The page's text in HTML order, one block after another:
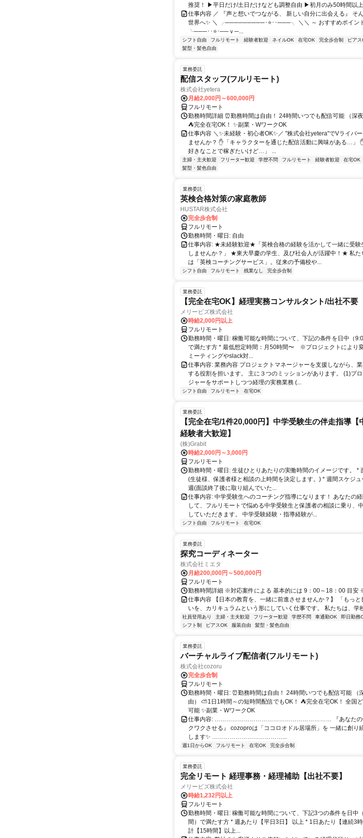
推奨！ ▶平日だけ/土日だけなども調整自由 ▶初月のみ50時間以
仕事内容 ／ 『声と想いでつながる、 新しい自分に出会える』 そ
世界へ✨ ＼ ╭─────────･⭐･･───╮ ＼＼ ～ おすすめポイン
╰───･･⭐･──ｖ─...
シフト自由 フルリモート 経験者歓迎 ネイルOK 在宅OK 完全歩合制 ピアス
髪型・髪色自由
業務委託
配信スタッフ(フルリモート)
株式会社yetera
月給2,000円～600,000円
フルリモート
勤務時間詳細 ⏰勤務時間は自由！ 24時間いつでも配信可能 （深夜
⛺完全在宅OK！ ✨副業・WワークOK
仕事内容 ＼✨未経験・初心者OK✨／ "株式会社yetera"でVライバ
ませんか？ ✋「キャラクターを通じた配信活動に興味がある…」
好きなことで稼ぎたいけど…」 ...
主婦・主夫歓迎 フリーター歓迎 学歴不問 フルリモート 経験者歓迎 在宅OK
髪型・髪色自由
業務委託
英検合格対策の家庭教師
HUSTAR株式会社
完全歩合制
フルリモート
勤務時間・曜日: 自由
仕事内容: ★未経験歓迎★「英検合格の経験を活かして一緒に受験
しませんか？」 ★東大早慶の学生、及び社会人が活躍中！★ 私た
は「英検コーチングサービス」。従来の予備校や...
シフト自由 フルリモート 残業なし 完全歩合制
業務委託
【完全在宅OK】経理実務コンサルタント/出社不要
メリービズ株式会社
時給2,000円以上
フルリモート
勤務時間・曜日: 稼働可能な時間について、下記の条件を日中（
で満たす方 * 最低想定時間：月50時間〜 ※プロジェクトにより
ミーティングやslack対...
仕事内容: 業務内容 プロジェクトマネージャーを支援しながら、
する役割を担います。 主に３つのミッションがあります。 (1)プ
ジャーをサポートしつつ経理の実務業務 (...
シフト自由 フルリモート 在宅OK
業務委託
【完全在宅/1件20,000円】中学受験生の伴走指導
経験者大歓迎】
(株)Grabit
時給2,000円～3,000円
フルリモート
勤務時間・曜日: 生徒ひとりあたりの実働時間のイメージです。 *
(生徒様、保護者様と相談の上時間を決定します。) * 週間スケジ
週(面談終了後に取り組んでいた...
仕事内容: 中学受験生へのコーチング指導になります！ あなたの
して、フルリモートで悩める中学受験生と保護者の相談に乗り、
していただきます。 中学受験経験・指導経験が...
シフト自由 フルリモート 在宅OK
業務委託
探究コーディネーター
株式会社ミエタ
月給200,000円～500,000円
フルリモート
勤務時間詳細 ※対応案件による 基本的には 9：00～18：00 目安
仕事内容 【日本の教育を、一緒に前進させませんか？】 「もっ
いを、カリキュラムという形にしていく仕事です。 私たちは、
社員登用あり 主婦・主夫歓迎 フリーター歓迎 学歴不問 車通勤OK 即日勤務
シフト制
ピアスOK 服装自由 髪型・髪色自由
業務委託
バーチャルライブ配信者(フルリモート)
株式会社cozoru
完全歩合制
フルリモート
勤務時間・曜日: ⏰勤務時間は自由！ 24時間いつでも配信可能 （
由） ⛅1日1時間～の短時間配信でもOK！ ⛺完全在宅OK！ 全国
可能 ✨副業・WワークOK
仕事内容: …………………………………………………… 『あなたの個
クワクさせる』 cozoproは「ココロオドル居場所」を 一緒に創り
します✨ ………………………………...
週1日からOK フルリモート 在宅OK 完全歩合制
業務委託
完全リモート 経理事務・経理補助【出社不要】
メリービズ株式会社
時給1,232円以上
フルリモート
勤務時間・曜日: 稼働可能な時間について、下記3つの条件を日中
間）で満たす方 * 週あたり【平日3日】 以上 * 1日あたり【連続3
計【15時間】以上...